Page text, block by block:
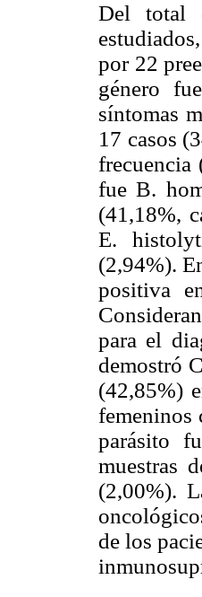
Del total
por 22
género
síntomas
17 casos
frecuencia
fue B.
(41,18%,
E.
(2,94%).
positiva
para el
demostró
(42,85%)
femeninos
parásito
muestras
(2,00%).
de los